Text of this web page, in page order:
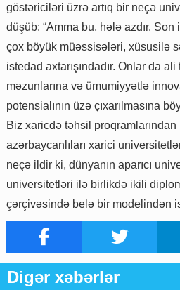
göstəriciləri üzrə artıq bir neçə
düşüb: “Amma bu, hələ azdır.
çox böyük müəssisələri, xüsusilə
istedad axtarışındadır. Onlar da
məzunlarına və ümumiyyətlə
potensialının üzə çıxarılmasına
Biz xaricdə təhsil
azərbaycanlıları xarici
neçə ildir ki, dünyanın aparıcı
universitetləri ilə birlikdə ikili
çərçivəsində belə bir modelindən
Digər xəbərlər